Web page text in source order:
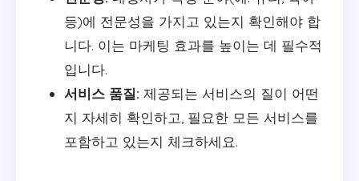
등)에 전문성을 가지고 있는지 확인해야 합
니다. 이는 마케팅 효과를 높이는 데 필수적
입니다.
서비스 품질: 제공되는 서비스의 질이 어떤
지 자세히 확인하고, 필요한 모든 서비스를
포함하고 있는지 체크하세요.